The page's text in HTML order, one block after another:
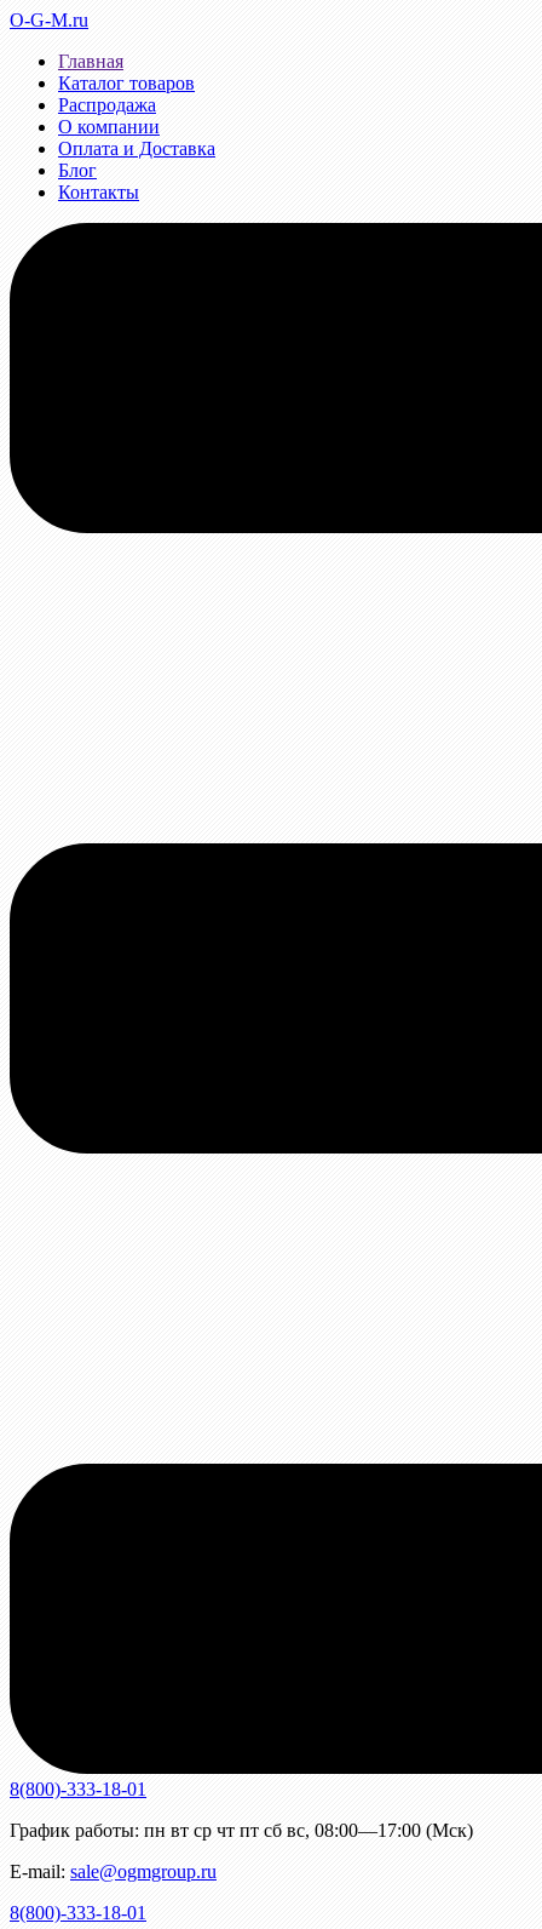
O-G-M.ru
Главная
Каталог товаров
Распродажа
О компании
Оплата и Доставка
Блог
Контакты
8(800)-333-18-01
График работы: пн вт ср чт пт сб вс, 08:00—17:00 (Мск)
E-mail: sale@ogmgroup.ru
8(800)-333-18-01